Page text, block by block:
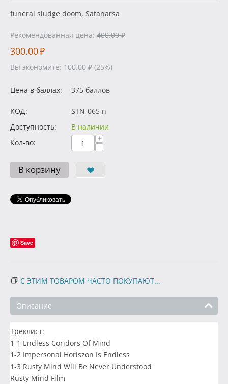
funeral sludge doom, Satanarsa
Рекомендованная цена: 400.00 ₽
300.00₽
Вы экономите: 100.00 ₽ (25%)
Цена в баллах: 375 баллов
КОД:
STN-065 n
Доступность:
В наличии
Кол-во:
+
−
В корзину
Save
С ЭТИМ ТОВАРОМ ЧАСТО ПОКУПАЮТ...
Описание
Треклист:
1-1 Endless Coridors Of Mind
1-2 Impersonal Horiszon Is Endless
1-3 Rusty Mind Will Be Never Understood
Rusty Mind Film